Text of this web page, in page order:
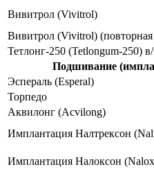
Вивитрол (Vivitrol)
Вивитрол (Vivitrol)
Тетлонг-250 (Tetlongum-250)
Подшивание
Эспераль (Esperal)
Торпедо
Аквилонг (Acvilong)
Имплантация Налтрексон
Имплантация Налоксон